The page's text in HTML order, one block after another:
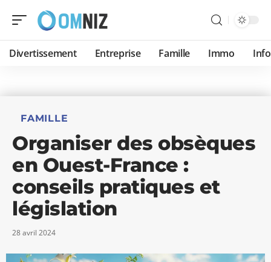
Divertissement Entreprise Famille Immo
FAMILLE
Organiser des obsèques
en Ouest-France :
conseils pratiques et
législation
28 avril 2024